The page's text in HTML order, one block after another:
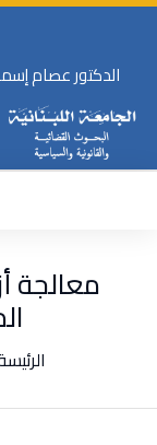
الدكتور عصام
معالجة
الرئيسة